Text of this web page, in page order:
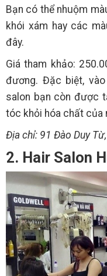
Bạn có thể nhuộm
khói xám hay các
đây.
Giá tham khảo:
đương. Đặc biệt,
salon bạn còn được
tóc khỏi hóa chất của
Địa chỉ: 91 Đào Duy
2. Hair Salon